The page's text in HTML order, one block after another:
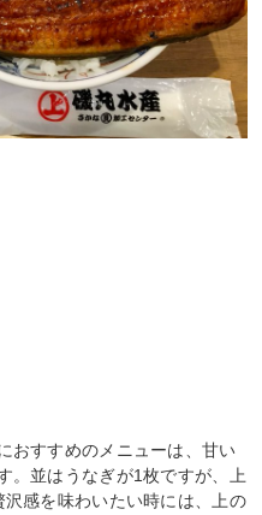
おすすめのメニューは、甘い
。並はうなぎが1枚ですが、上
感を味わいたい時には、上の